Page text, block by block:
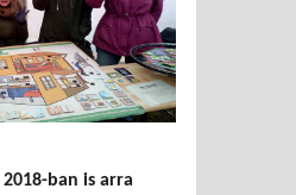
ban is arra